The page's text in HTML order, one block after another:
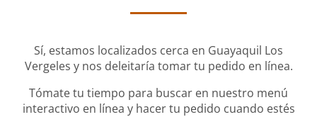
Sí, estamos localizados cerca en Guayaquil Los
Vergeles y nos deleitaría tomar tu pedido en línea.
Tómate tu tiempo para buscar en nuestro menú
interactivo en línea y hacer tu pedido cuando estés